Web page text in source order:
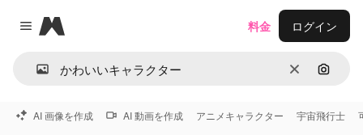
Close menu
Magnific
消去 画像で
料金 ログイン
AI 画像を作成 AI 動画を作成 アニメキャラクター 宇宙飛行士